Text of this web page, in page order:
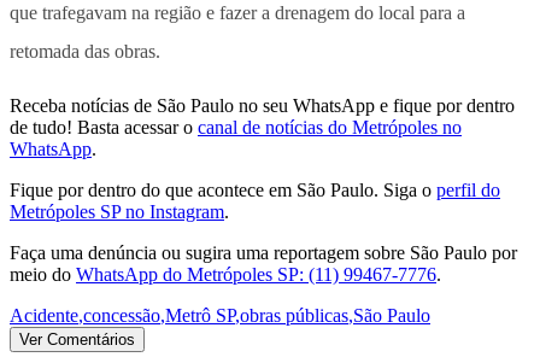
que trafegavam na região e fazer a drenagem do local para a
retomada das obras.
Receba notícias de São Paulo no seu WhatsApp e fique por dentro
de tudo! Basta acessar o canal de notícias do Metrópoles no
WhatsApp.
Fique por dentro do que acontece em São Paulo. Siga o perfil do
Metrópoles SP no Instagram.
Faça uma denúncia ou sugira uma reportagem sobre São Paulo por
meio do WhatsApp do Metrópoles SP: (11) 99467-7776.
Acidente,concessão,Metrô SP,obras públicas,São Paulo
Ver Comentários